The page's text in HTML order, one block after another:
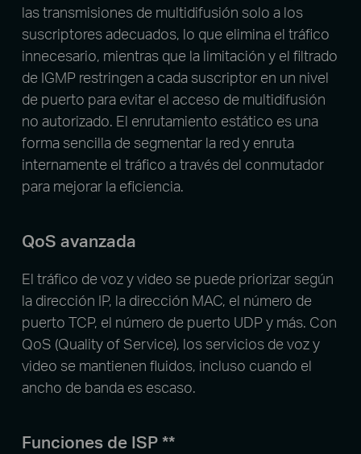
las transmisiones de multidifusión solo a los
suscriptores adecuados, lo que elimina el tráfico
innecesario, mientras que la limitación y el filtrado
de IGMP restringen a cada suscriptor en un nivel
de puerto para evitar el acceso de multidifusión
no autorizado. El enrutamiento estático es una
forma sencilla de segmentar la red y enruta
internamente el tráfico a través del conmutador
para mejorar la eficiencia.
QoS avanzada
El tráfico de voz y video se puede priorizar según
la dirección IP, la dirección MAC, el número de
puerto TCP, el número de puerto UDP y más. Con
QoS (Quality of Service), los servicios de voz y
video se mantienen fluidos, incluso cuando el
ancho de banda es escaso.
Funciones de ISP**